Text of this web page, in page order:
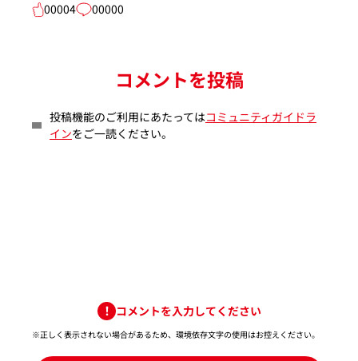
00004
00000
コメントを投稿
投稿機能のご利用にあたってはコミュニティガイドラ
インをご一読ください。
コメントを入力してください
※正しく表示されない場合があるため、環境依存文字の使用はお控えください。​